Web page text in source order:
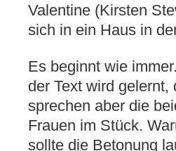
Valentine (Kirsten
sich in ein Haus in
Es beginnt wie
der Text wird
sprechen aber die
Frauen im Stück.
sollte die Betonung